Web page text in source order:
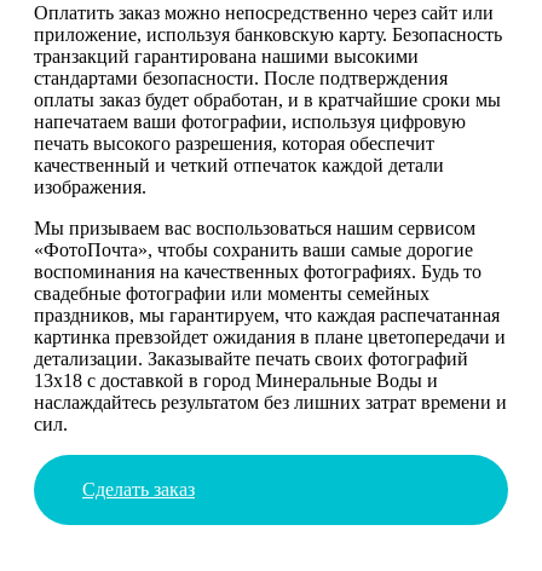
Оплатить заказ можно непосредственно через сайт или
приложение, используя банковскую карту. Безопасность
транзакций гарантирована нашими высокими
стандартами безопасности. После подтверждения
оплаты заказ будет обработан, и в кратчайшие сроки мы
напечатаем ваши фотографии, используя цифровую
печать высокого разрешения, которая обеспечит
качественный и четкий отпечаток каждой детали
изображения.
Мы призываем вас воспользоваться нашим сервисом
«ФотоПочта», чтобы сохранить ваши самые дорогие
воспоминания на качественных фотографиях. Будь то
свадебные фотографии или моменты семейных
праздников, мы гарантируем, что каждая распечатанная
картинка превзойдет ожидания в плане цветопередачи и
детализации. Заказывайте печать своих фотографий
13х18 с доставкой в город Минеральные Воды и
наслаждайтесь результатом без лишних затрат времени и
сил.
Сделать заказ